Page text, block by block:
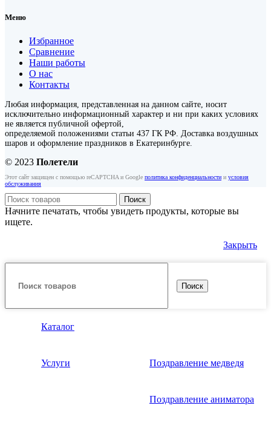
Меню
Избранное
Сравнение
Наши работы
О нас
Контакты
Любая информация, представленная на данном сайте, носит
исключительно информационный характер и ни при каких условиях
не является публичной офертой,
определяемой положениями статьи 437 ГК РФ. Доставка воздушных
шаров и оформление праздников в Екатеринбурге.
© 2023 Полетели
Этот сайт защищен с помощью reCAPTCHA и Google политика конфиденциальности и условия
обслуживания
Поиск
Начните печатать, чтобы увидеть продукты, которые вы
ищете.
Закрыть
Поиск
Каталог
Услуги Поздравление медведя
Поздравление аниматора